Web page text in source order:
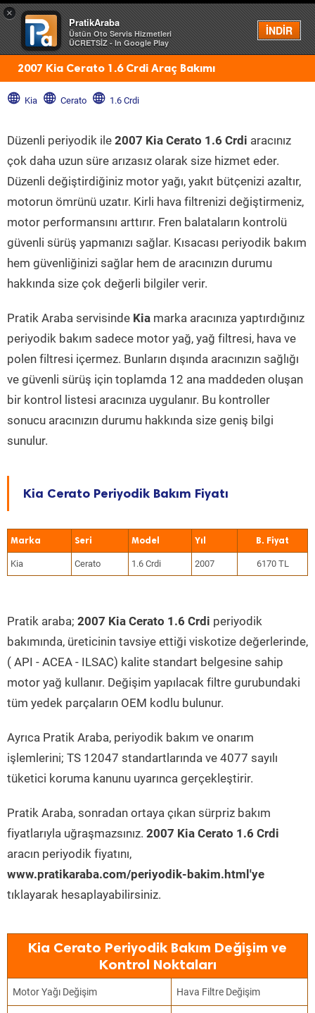
×
PratikAraba
Üstün Oto Servis Hizmetleri
ÜCRETSİZ - In Google Play
İNDİR
Menü
2007 Kia Cerato 1.6 Crdi Araç Bakımı
Kia Cerato 1.6 Crdi
Düzenli periyodik ile 2007 Kia Cerato 1.6 Crdi aracınız
çok daha uzun süre arızasız olarak size hizmet eder.
Düzenli değiştirdiğiniz motor yağı, yakıt bütçenizi azaltır,
motorun ömrünü uzatır. Kirli hava filtrenizi değiştirmeniz,
motor performansını arttırır. Fren balataların kontrolü
güvenli sürüş yapmanızı sağlar. Kısacası periyodik bakım
hem güvenliğinizi sağlar hem de aracınızın durumu
hakkında size çok değerli bilgiler verir.
Pratik Araba servisinde Kia marka aracınıza yaptırdığınız
periyodik bakım sadece motor yağ, yağ filtresi, hava ve
polen filtresi içermez. Bunların dışında aracınızın sağlığı
ve güvenli sürüş için toplamda 12 ana maddeden oluşan
bir kontrol listesi aracınıza uygulanır. Bu kontroller
sonucu aracınızın durumu hakkında size geniş bilgi
sunulur.
Kia Cerato Periyodik Bakım Fiyatı
Marka Seri Model Yıl
Kia Cerato 1.6 Crdi 2007 6170 TL
Pratik araba; 2007 Kia Cerato 1.6 Crdi periyodik
bakımında, üreticinin tavsiye ettiği viskotize değerlerinde,
( API - ACEA - ILSAC) kalite standart belgesine sahip
motor yağ kullanır. Değişim yapılacak filtre gurubundaki
tüm yedek parçaların OEM kodlu bulunur.
Ayrıca Pratik Araba, periyodik bakım ve onarım
işlemlerini; TS 12047 standartlarında ve 4077 sayılı
tüketici koruma kanunu uyarınca gerçekleştirir.
Pratik Araba, sonradan ortaya çıkan sürpriz bakım
fiyatlarıyla uğraşmazsınız. 2007 Kia Cerato 1.6 Crdi
aracın periyodik fiyatını,
www.pratikaraba.com/periyodik-bakim.html'ye
tıklayarak hesaplayabilirsiniz.
Kia Cerato Periyodik Bakım Değişim ve
Kontrol Noktaları
Motor Yağı Değişim Hava Filtre Değişim